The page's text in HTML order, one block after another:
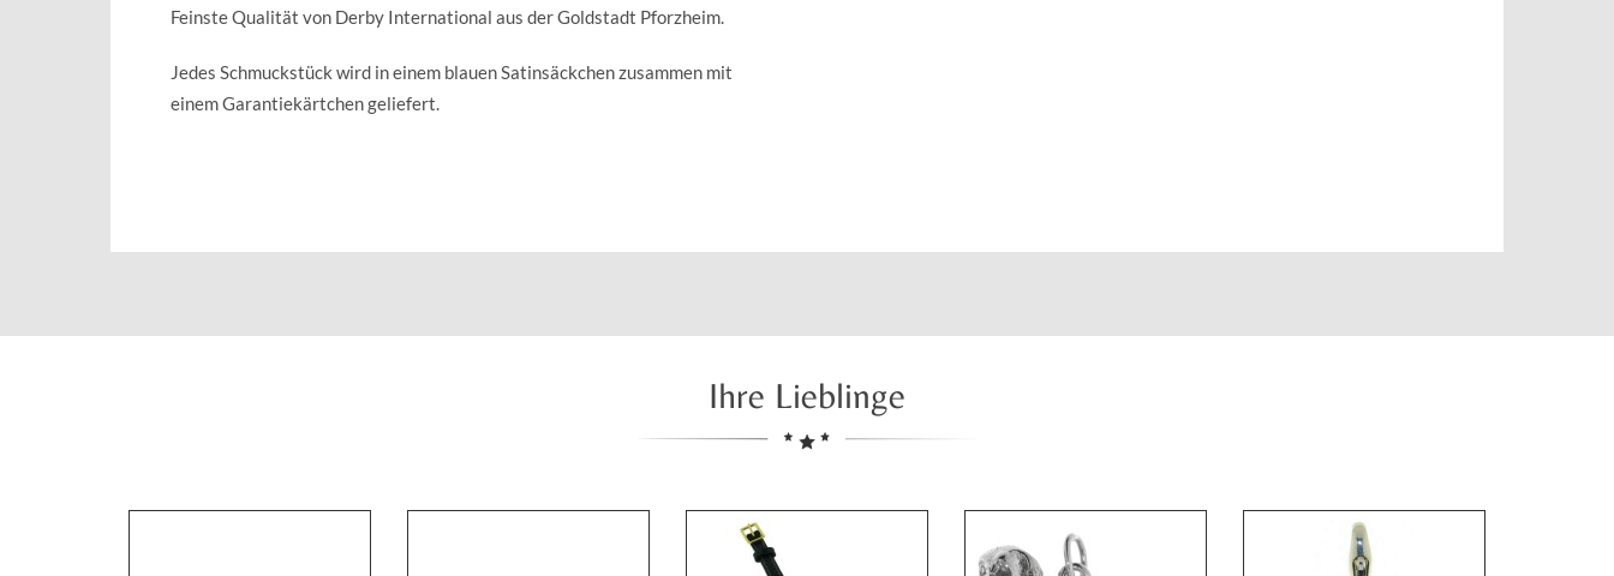
Feinste Qualität von Derby International aus der Goldstadt Pforzheim.
Jedes Schmuckstück wird in einem blauen Satinsäckchen zusammen mit
einem Garantiekärtchen geliefert.
Ihre Lieblinge